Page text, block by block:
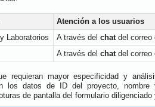
Atención a los usuarios
Laboratorios
A través del chatdel correo
A través del chatdel correo
requieran mayor especificidad y
los datos de ID del proyecto, nombre
de pantalla del formulario diligenciado